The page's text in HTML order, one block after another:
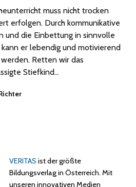
muss nicht trocken
erfolgen. Durch kommunikative
und die Einbettung in sinnvolle
er lebendig und motivierend
Retten wir das
Stiefkind…
VERITAS ist der größte
Bildungsverlag in Österreich. Mit
unseren innovativen Medien